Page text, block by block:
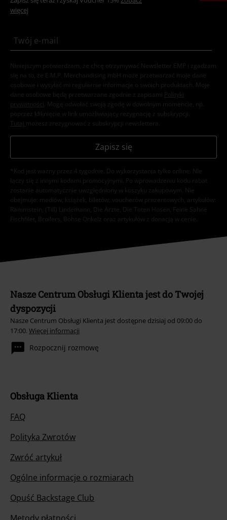
więcej
Niniejszym potwierdzam, że chcę otrzymywać Newsletter EMP i zgadzam
się na to, że E.M.P. Merchandising mbH może przetwarzać moje dane
osobowe i wysyłać mi regularnie informacje o swoich produktach. Moje
dane osobowe będą przetwarzane zgodnie z zapisami
Polityki
prywatności . Mogę odwołać swoją zgodę w dowolnym momencie, np.
poprzez kliknięcie w link umożliwiający rezygnację z subskrypcji.
Tutaj możesz zrezygnować z subskrypcji newslettera.
Zapisz się
*Kod jest ważny przez 4 tygodnie. Do wykorzystania tylko online. NIe
łączy się z innymi kodami promocyjnymi. Po wprowadzeniu kodu rabat
zostanie automatycznie uwzględniony w koszyku zakupowym. Nie
obejmuje: mediów, książek, biletów, voucherów prezentowych, artykułów:
Rammstein, (Till) Lindemann, Die Ärzte, Die Toten Hosen, Feine Sahne
Fischfilet, Broilers, Böhse Onkelz oraz artykułów z donacją w cenie.
Nasze Centrum Obsługi Klienta jest do Twojej
dyspozycji
Nasze Centrum Obsługi Klienta jest dostępne dzisiaj od 09:00 do
17:00. Więcej informacji
Rozpocznij rozmowę
Obsługa Klienta
FAQ
Polityka Zwrotów
Zwróć artykuł
Ogólne informacje o rozmiarach
Opuść Backstage Club